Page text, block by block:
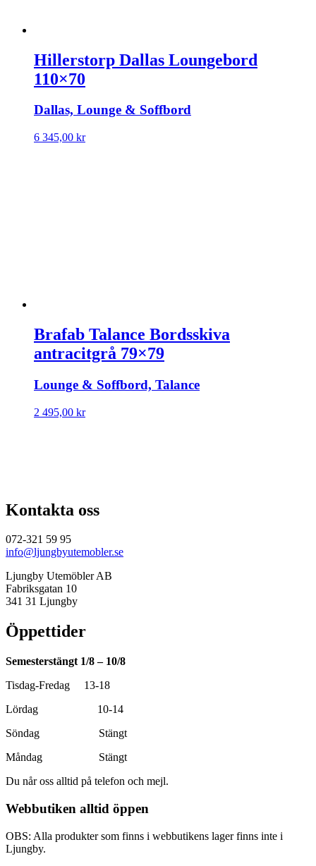
Hillerstorp Dallas Loungebord
110×70
Dallas, Lounge & Soffbord
6 345,00 kr
Brafab Talance Bordsskiva
antracitgrå 79×79
Lounge & Soffbord, Talance
2 495,00 kr
Kontakta oss
072-321 59 95
info@ljungbyutemobler.se
Ljungby Utemöbler AB
Fabriksgatan 10
341 31 Ljungby
Öppettider
Semesterstängt 1/8 – 10/8
Tisdag-Fredag 13-18
Lördag 10-14
Söndag Stängt
Måndag Stängt
Du når oss alltid på telefon och mejl.
Webbutiken alltid öppen
OBS: Alla produkter som finns i webbutikens lager finns inte i
Ljungby.